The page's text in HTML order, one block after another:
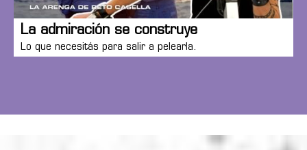
La admiración se construye
Lo que necesitás para salir a pelearla.